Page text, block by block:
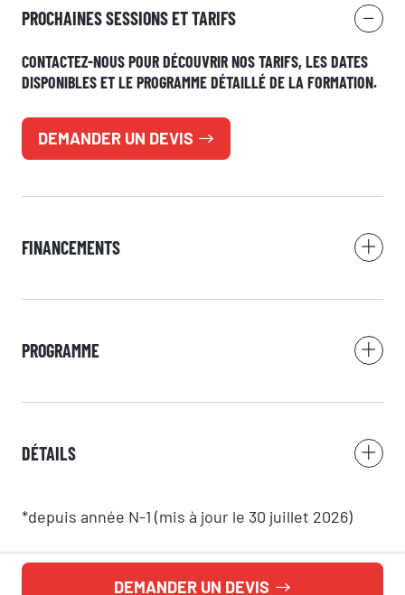
PROCHAINES SESSIONS ET TARIFS
CONTACTEZ-NOUS POUR DÉCOUVRIR NOS TARIFS, LES DATES
DISPONIBLES ET LE PROGRAMME DÉTAILLÉ DE LA FORMATION.
DEMANDER UN DEVIS
FINANCEMENTS
PROGRAMME
DÉTAILS
*depuis année N-1 (mis à jour le 30 juillet 2026)
DEMANDER UN DEVIS